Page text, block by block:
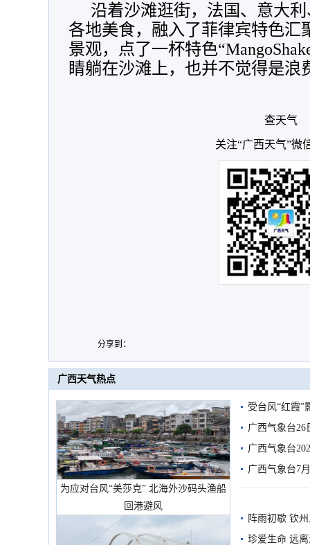
沿着沙滩逛街，法国、意大
各地美食，融入了菲律宾特色汇
景观，点了一杯特色
睛躺在沙滩上，也并不觉得是浪
查天气
关注“广西天气”微
分享到：
广西天气热点
为应对台风“美莎克” 北海外沙码头渔船
回港避风
受台风“红霞”
有较强降雨
广西气象台26
广西气象台
预警
广西气象台7
阵雨初歇 钦
珍爱生命 远